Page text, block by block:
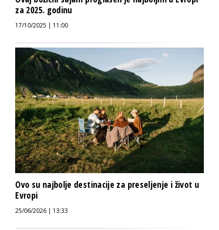
za 2025. godinu
17/10/2025 | 11:00
Ovo su najbolje destinacije za preseljenje i život u
Evropi
25/06/2026 | 13:33